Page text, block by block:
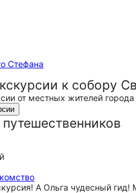
Стефана
к собору
от местных жителей города
А Ольга чудесный